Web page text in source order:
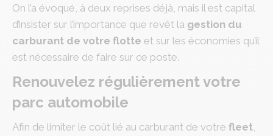
On l’a évoqué, à deux reprises déjà, mais il est capital
d’insister sur l’importance que revêt la gestion du
carburant de votre flotte et sur les économies qu’il
est nécessaire de faire sur ce poste.
Renouvelez régulièrement votre
parc automobile
Afin de limiter le coût lié au carburant de votre fleet,